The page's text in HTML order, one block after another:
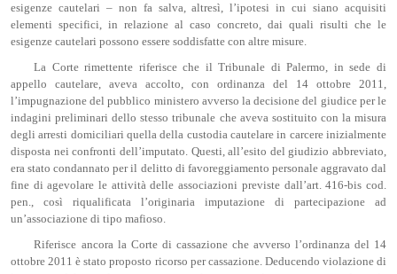
esigenze cautelari – non fa salva, altresì, l’ipotesi in cui siano acquisiti
elementi specifici, in relazione al caso concreto, dai quali risulti che le
esigenze cautelari possono essere soddisfatte con altre misure.
La Corte rimettente riferisce che il Tribunale di Palermo, in sede di
appello cautelare, aveva accolto, con ordinanza del 14 ottobre 2011,
l’impugnazione del pubblico ministero avverso la decisione del giudice per le
indagini preliminari dello stesso tribunale che aveva sostituito con la misura
degli arresti domiciliari quella della custodia cautelare in carcere inizialmente
disposta nei confronti dell’imputato. Questi, all’esito del giudizio abbreviato,
era stato condannato per il delitto di favoreggiamento personale aggravato dal
fine di agevolare le attività delle associazioni previste dall’art. 416-bis cod.
pen., così riqualificata l’originaria imputazione di partecipazione ad
un’associazione di tipo mafioso.
Riferisce ancora la Corte di cassazione che avverso l’ordinanza del 14
ottobre 2011 è stato proposto ricorso per cassazione. Deducendo violazione di